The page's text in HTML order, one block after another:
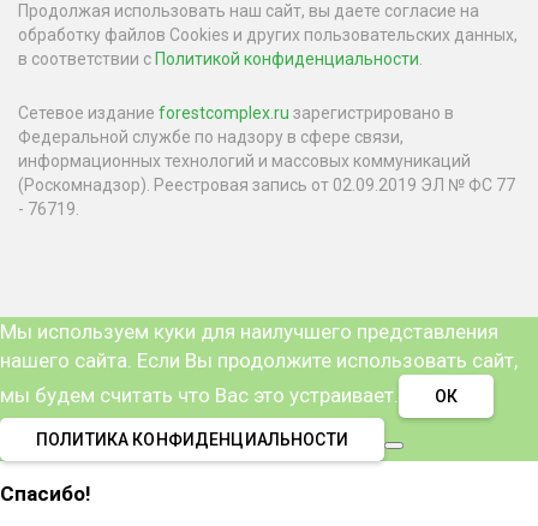
Продолжая использовать наш сайт, вы даете согласие на
обработку файлов Cookies и других пользовательских данных,
в соответствии с Политикой конфиденциальности.
Сетевое издание forestcomplex.ru зарегистрировано в
Федеральной службе по надзору в сфере связи,
информационных технологий и массовых коммуникаций
(Роскомнадзор). Реестровая запись от 02.09.2019 ЭЛ № ФС 77
- 76719.
Мы используем куки для наилучшего представления
нашего сайта. Если Вы продолжите использовать сайт,
мы будем считать что Вас это устраивает.
ОК
ПОЛИТИКА КОНФИДЕНЦИАЛЬНОСТИ
Спасибо!